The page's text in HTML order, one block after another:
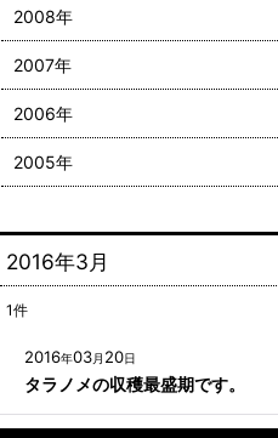
2016年3月
1件
2016年03月 20日
タラノメの収穫最盛期です。
2008年
2007年
2006年
2005年